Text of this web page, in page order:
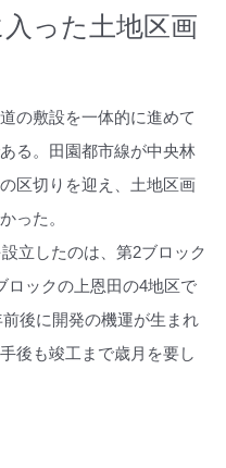
った土地区画
の敷設を一体的に進めて
る。田園都市線が中央林
区切りを迎え、土地区画
った。
立したのは、第2ブロック
ロックの上恩田の4地区で
後に開発の機運が生まれ
後も竣工まで歳月を要し